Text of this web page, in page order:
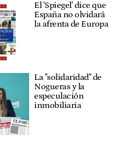
El 'Spiegel' dice que
España no olvidará
la afrenta de Europa
La "solidaridad" de
Nogueras y la
especulación
inmobiliaria